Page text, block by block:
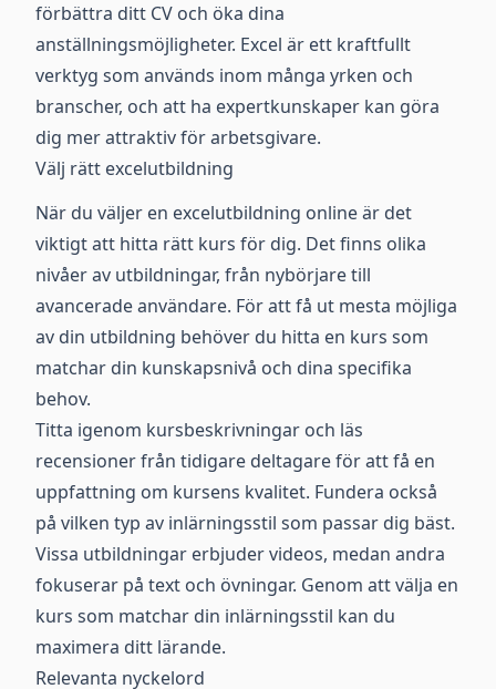
förbättra ditt CV och öka dina
anställningsmöjligheter. Excel är ett kraftfullt
verktyg som används inom många yrken och
branscher, och att ha expertkunskaper kan göra
dig mer attraktiv för arbetsgivare.
Välj rätt excelutbildning
När du väljer en excelutbildning online är det
viktigt att hitta rätt kurs för dig. Det finns olika
nivåer av utbildningar, från nybörjare till
avancerade användare. För att få ut mesta möjliga
av din utbildning behöver du hitta en kurs som
matchar din kunskapsnivå och dina specifika
behov.
Titta igenom kursbeskrivningar och läs
recensioner från tidigare deltagare för att få en
uppfattning om kursens kvalitet. Fundera också
på vilken typ av inlärningsstil som passar dig bäst.
Vissa utbildningar erbjuder videos, medan andra
fokuserar på text och övningar. Genom att välja en
kurs som matchar din inlärningsstil kan du
maximera ditt lärande.
Relevanta nyckelord